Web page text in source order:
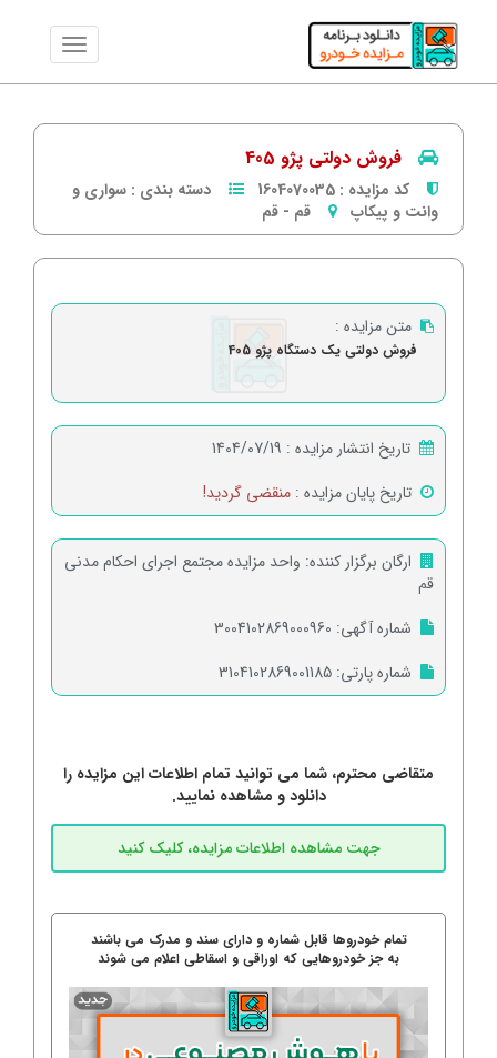
فروش دولتی پژو 405
کد مزایده : 1604070035 دسته بندی : سواری و
وانت و پیکاپ
قم - قم
متن مزایده :
فروش دولتی یک دستگاه پژو 405
تاریخ انتشار مزایده : 1404/07/19
تاریخ پایان مزایده : منقضی گردید!
ارگان برگزار کننده: واحد مزایده مجتمع اجرای احکام مدنی
قم
شماره آگهی: 3004102869000960
شماره پارتی: 3104102869001185
متقاضی محترم، شما می توانید تمام اطلاعات این مزایده را
دانلود و مشاهده نمایید.
تمام خودروها قابل شماره و دارای سند و مدرک می باشند
به جز خودروهایی که اوراقی و اسقاطی اعلام می شوند